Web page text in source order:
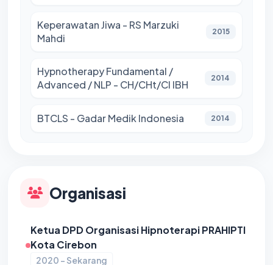
Keperawatan Jiwa - RS Marzuki
Mahdi
2015
Hypnotherapy Fundamental /
Advanced / NLP - CH/CHt/CI IBH
2014
BTCLS - Gadar Medik Indonesia 2014
Organisasi
Ketua DPD Organisasi Hipnoterapi PRAHIPTI
Kota Cirebon
2020 - Sekarang